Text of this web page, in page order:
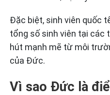
Đặc biệt, sinh viên quốc
tổng số sinh viên tại các
hút mạnh mẽ từ môi
của Đức.
Vì sao Đức là